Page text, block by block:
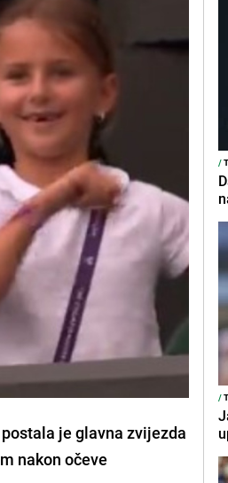
je glavna zvijezda
nakon očeve
/
/